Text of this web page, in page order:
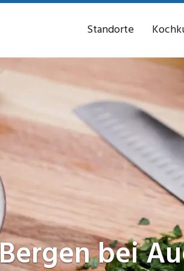
Standorte
bei